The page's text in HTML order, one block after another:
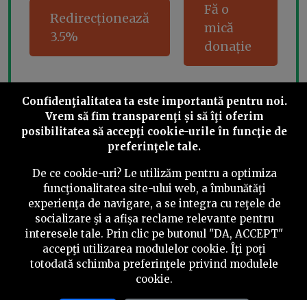
Redirecționează
3.5%
Fă o
mică
donație
Share this
©2026 PressOne.ro
RSS NewslettereDespre noiPolitica editorială
Politica de verificare a conținutuluiContact
Termeni și condiții
Confidenţialitatea ta este importantă pentru noi.
Vrem să fim transparenţi și să îţi oferim
posibilitatea să accepţi cookie-urile în funcţie de
preferinţele tale.
De ce cookie-uri? Le utilizăm pentru a optimiza
funcţionalitatea site-ului web, a îmbunătăţi
experienţa de navigare, a se integra cu reţele de
socializare şi a afişa reclame relevante pentru
interesele tale. Prin clic pe butonul "DA, ACCEPT"
accepţi utilizarea modulelor cookie. Îţi poţi
totodată schimba preferinţele privind modulele
cookie.